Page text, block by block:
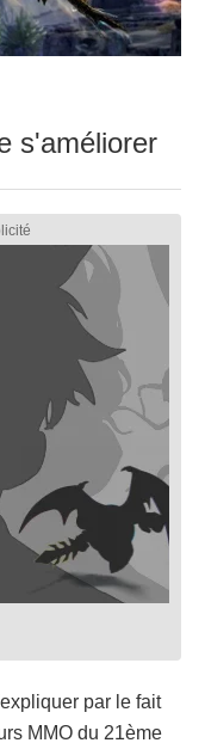
s'améliorer
par le fait
MMO du 21ème